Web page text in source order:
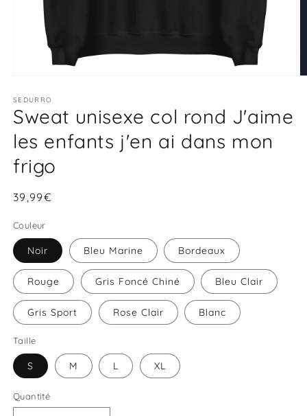
média
1
dans
fenêtre
modale
SEDURRO
Sweat unisexe col rond J'aime
les enfants j'en ai dans mon
frigo
Prix
39,99€
Couleur
Noir Bleu Marine Bordeaux
Rouge Gris Foncé Chiné Bleu Clair
Gris Sport Rose Clair Blanc
Taille
S M L XL
Quantité